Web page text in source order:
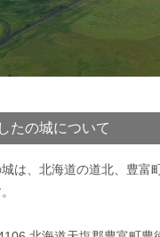
たの城について
は、北海道の道北、豊富